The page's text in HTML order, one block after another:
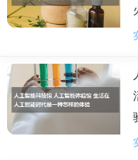
(3)网络推广形式选
第1种是直接花钱
效很快，花钱就有客户
第2种是在渠道上
见效较慢，前期能够带